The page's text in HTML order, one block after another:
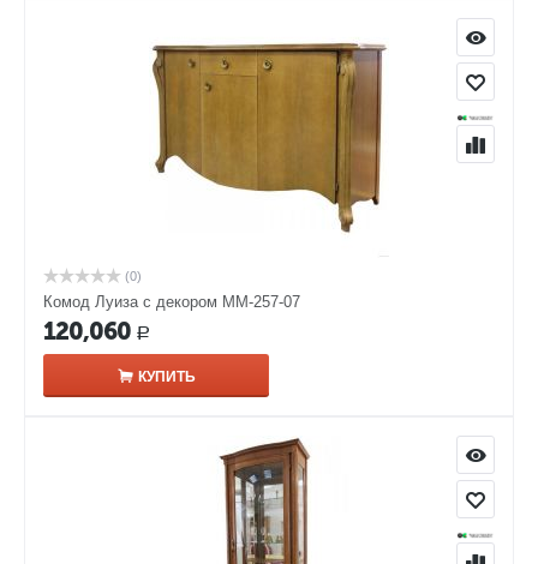
(0)
Комод Луиза с декором ММ-257-07
120,060 Р
КУПИТЬ